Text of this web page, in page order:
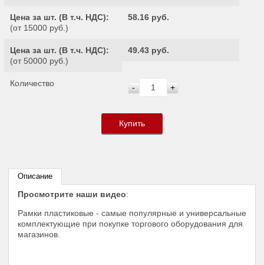
Цена за шт. (В т.ч. НДС):
(от 15000 руб.)
58.16 руб.
Цена за шт. (В т.ч. НДС):
(от 50000 руб.)
49.43 руб.
Количество - +
Купить
Описание
Просмотрите наши видео:
Рамки пластиковые - самые популярные и универсальные
комплектующие при покупке торгового оборудования для
магазинов.